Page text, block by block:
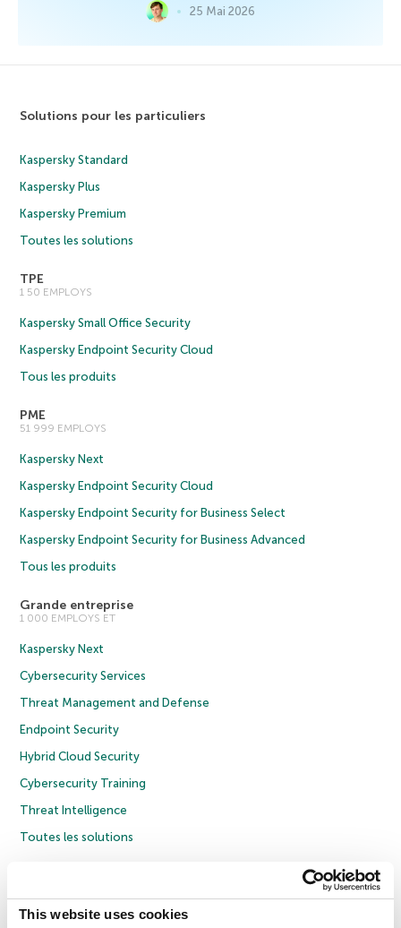
This website uses cookies
25 Mai 2026
Solutions pour les particuliers
Kaspersky Standard
Kaspersky Plus
Kaspersky Premium
Toutes les solutions
TPE
1 50 EMPLOYS
Kaspersky Small Office Security
Kaspersky Endpoint Security Cloud
Tous les produits
PME
51 999 EMPLOYS
Kaspersky Next
Kaspersky Endpoint Security Cloud
Kaspersky Endpoint Security for Business Select
Kaspersky Endpoint Security for Business Advanced
Tous les produits
Grande entreprise
1 000 EMPLOYS ET
Kaspersky Next
Cybersecurity Services
Threat Management and Defense
Endpoint Security
Hybrid Cloud Security
Cybersecurity Training
Threat Intelligence
Toutes les solutions
Politique de confidentialité
Politique anticorruption
Contrat de licence grand public
Contrat de licence entreprises
Cookies